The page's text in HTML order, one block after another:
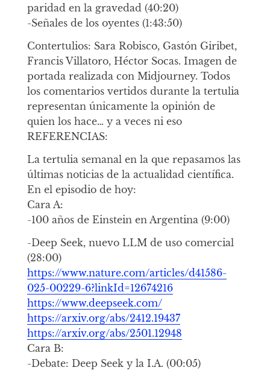
paridad en la gravedad (40:20)
-Señales de los oyentes (1:43:50)
Contertulios: Sara Robisco, Gastón Giribet,
Francis Villatoro, Héctor Socas. Imagen de
portada realizada con Midjourney. Todos
los comentarios vertidos durante la tertulia
representan únicamente la opinión de
quien los hace… y a veces ni eso
REFERENCIAS:
La tertulia semanal en la que repasamos las
últimas noticias de la actualidad científica.
En el episodio de hoy:
Cara A:
-100 años de Einstein en Argentina (9:00)
-Deep Seek, nuevo LLM de uso comercial
(28:00)
https://www.nature.com/articles/d41586-
025-00229-6?linkId=12674216
https://www.deepseek.com/
https://arxiv.org/abs/2412.19437
https://arxiv.org/abs/2501.12948
Cara B:
-Debate: Deep Seek y la I.A. (00:05)